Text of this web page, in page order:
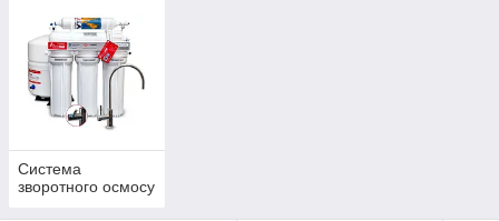
Система
зворотного осмосу